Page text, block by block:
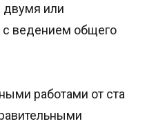
или
ведением общего
работами от ста